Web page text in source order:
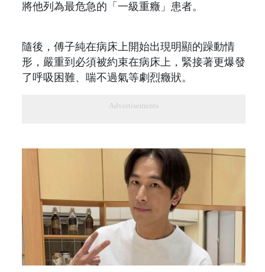
將他列為最危急的「一級重癥」患者。
隨後，傅子純在病床上開始出現明顯的躁動情
形，嚴重到必須被約束在病床上，緊接著更爆發
了呼吸困難、喘不過氣等劇烈癥狀。
Advertisements